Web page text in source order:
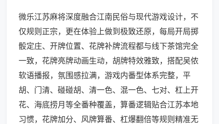
微乐江苏麻将深度融合江南民俗与现代游戏设计，不
仅规则正宗，更在体验上做到极致还原，每局开局掷
骰定庄、开牌位置、花牌补牌流程都与线下茶馆完全
一致，花牌亮牌动画生动，胡牌特效雅致，搭配吴侬
软语播报，氛围感拉满，游戏内番型体系完整，平
胡、门清、碰碰胡、清一色、混一色、七对、杠上开
花、海底捞月等全番种覆盖，算番逻辑贴合江苏本地
习惯，花牌加分、风牌算番、杠爆翻倍等规则精准无